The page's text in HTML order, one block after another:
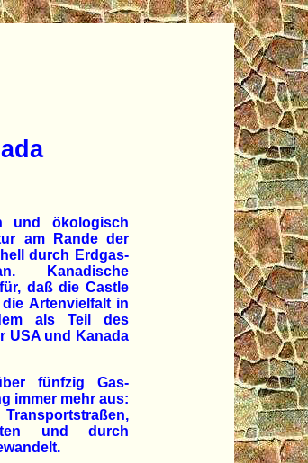
und ökologisch
am Rande der
durch Erdgas-
Kanadische
daß die Castle
Artenvielfalt in
als Teil des
USA und Kanada
fünfzig Gas-
immer mehr aus:
und durch